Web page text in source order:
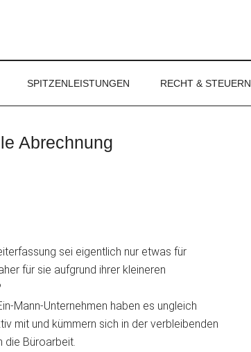
SPITZENLEISTUNGEN RECHT & STEUERN
Abrechnung
sei eigentlich nur etwas für
für sie aufgrund ihrer kleineren
Mann-Unternehmen haben es ungleich
mit und kümmern sich in der verbleibenden
die Büroarbeit.